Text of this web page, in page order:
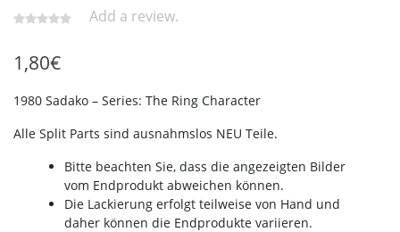
Add a review.
1,80€
1980 Sadako – Series: The Ring Character
Alle Split Parts sind ausnahmslos NEU Teile.
Bitte beachten Sie, dass die angezeigten Bilder
vom Endprodukt abweichen können.
Die Lackierung erfolgt teilweise von Hand und
daher können die Endprodukte variieren.